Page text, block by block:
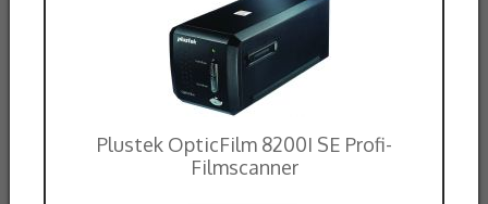
Plustek OpticFilm 8200I SE Profi-
Filmscanner